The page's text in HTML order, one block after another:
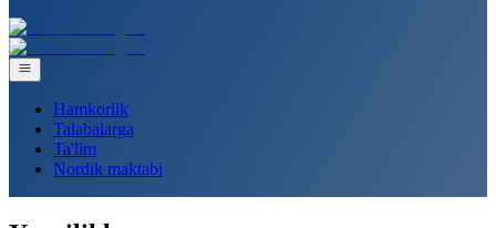
Hamkorlik
Talabalarga
Ta'lim
Nordik maktabi